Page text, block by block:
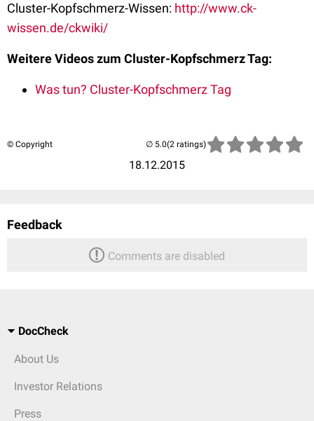
Cluster-Kopfschmerz-Wissen: http://www.ck-
wissen.de/ckwiki/
Weitere Videos zum Cluster-Kopfschmerz Tag:
Was tun? Cluster-Kopfschmerz Tag
© Copyright
18.12.2015
(2 ratings)
Feedback
Comments are disabled
DocCheck
About Us
Investor Relations
Press